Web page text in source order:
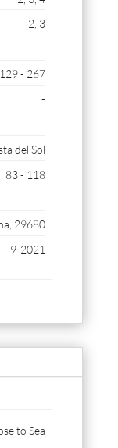
2, 3
129 - 267
-
del Sol
83 - 118
29680
9-2021
to Sea